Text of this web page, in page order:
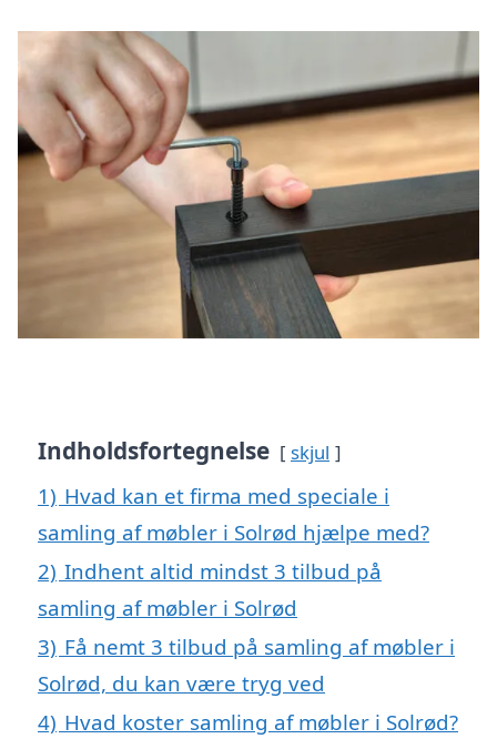
Indholdsfortegnelse skjul
1) Hvad kan et firma med speciale i
samling af møbler i Solrød hjælpe med?
2) Indhent altid mindst 3 tilbud på
samling af møbler i Solrød
3) Få nemt 3 tilbud på samling af møbler i
Solrød, du kan være tryg ved
4) Hvad koster samling af møbler i Solrød?